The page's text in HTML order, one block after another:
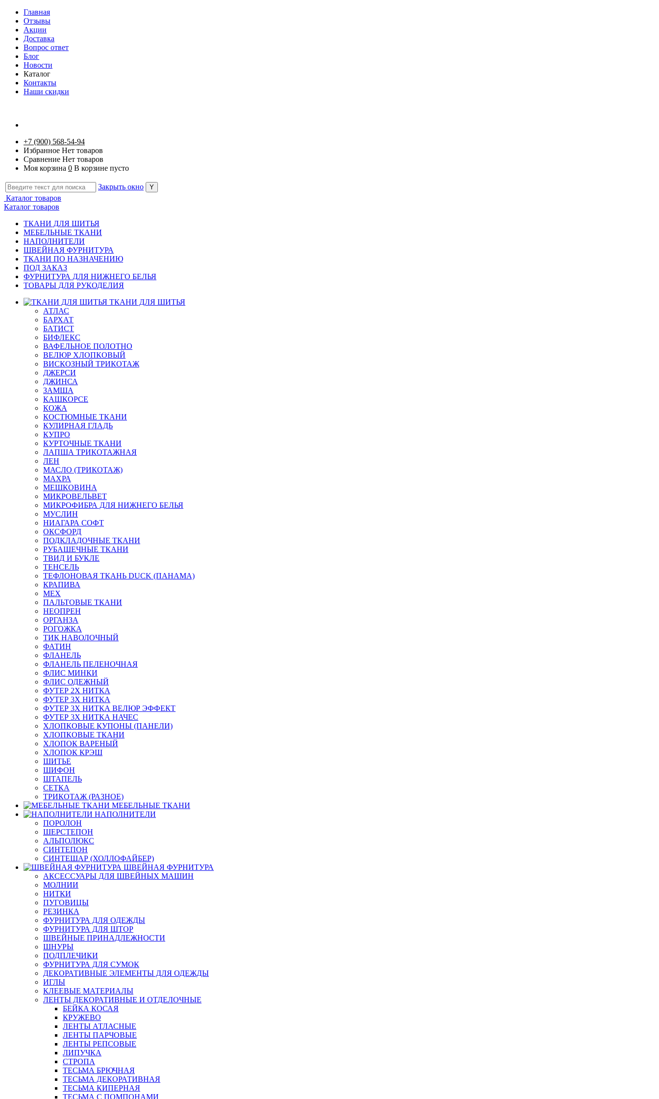
Главная
Отзывы
Акции
Доставка
Вопрос ответ
Блог
Новости
Каталог
Контакты
Наши скидки
+7 (900) 568-54-94
Избранное Нет товаров
Сравнение Нет товаров
Моя корзина 0 В корзине пусто
Закрыть окно
Каталог товаров
Каталог товаров
ТКАНИ ДЛЯ ШИТЬЯ
МЕБЕЛЬНЫЕ ТКАНИ
НАПОЛНИТЕЛИ
ШВЕЙНАЯ ФУРНИТУРА
ТКАНИ ПО НАЗНАЧЕНИЮ
ПОД ЗАКАЗ
ФУРНИТУРА ДЛЯ НИЖНЕГО БЕЛЬЯ
ТОВАРЫ ДЛЯ РУКОДЕЛИЯ
ТКАНИ ДЛЯ ШИТЬЯ
АТЛАС
БАРХАТ
БАТИСТ
БИФЛЕКС
ВАФЕЛЬНОЕ ПОЛОТНО
ВЕЛЮР ХЛОПКОВЫЙ
ВИСКОЗНЫЙ ТРИКОТАЖ
ДЖЕРСИ
ДЖИНСА
ЗАМША
КАШКОРСЕ
КОЖА
КОСТЮМНЫЕ ТКАНИ
КУЛИРНАЯ ГЛАДЬ
КУПРО
КУРТОЧНЫЕ ТКАНИ
ЛАПША ТРИКОТАЖНАЯ
ЛЕН
МАСЛО (ТРИКОТАЖ)
МАХРА
МЕШКОВИНА
МИКРОВЕЛЬВЕТ
МИКРОФИБРА ДЛЯ НИЖНЕГО БЕЛЬЯ
МУСЛИН
НИАГАРА СОФТ
ОКСФОРД
ПОДКЛАДОЧНЫЕ ТКАНИ
РУБАШЕЧНЫЕ ТКАНИ
ТВИД И БУКЛЕ
ТЕНСЕЛЬ
ТЕФЛОНОВАЯ ТКАНЬ DUCK (ПАНАМА)
КРАПИВА
МЕХ
ПАЛЬТОВЫЕ ТКАНИ
НЕОПРЕН
ОРГАНЗА
РОГОЖКА
ТИК НАВОЛОЧНЫЙ
ФАТИН
ФЛАНЕЛЬ
ФЛАНЕЛЬ ПЕЛЕНОЧНАЯ
ФЛИС МИНКИ
ФЛИС ОДЕЖНЫЙ
ФУТЕР 2Х НИТКА
ФУТЕР 3Х НИТКА
ФУТЕР 3Х НИТКА ВЕЛЮР ЭФФЕКТ
ФУТЕР 3Х НИТКА НАЧЕС
ХЛОПКОВЫЕ КУПОНЫ (ПАНЕЛИ)
ХЛОПКОВЫЕ ТКАНИ
ХЛОПОК ВАРЕНЫЙ
ХЛОПОК КРЭШ
ШИТЬЕ
ШИФОН
ШТАПЕЛЬ
СЕТКА
ТРИКОТАЖ (РАЗНОЕ)
МЕБЕЛЬНЫЕ ТКАНИ
НАПОЛНИТЕЛИ
ПОРОЛОН
ШЕРСТЕПОН
АЛЬПОЛЮКС
СИНТЕПОН
СИНТЕШАР (ХОЛЛОФАЙБЕР)
ШВЕЙНАЯ ФУРНИТУРА
АКСЕССУАРЫ ДЛЯ ШВЕЙНЫХ МАШИН
МОЛНИИ
НИТКИ
ПУГОВИЦЫ
РЕЗИНКА
ФУРНИТУРА ДЛЯ ОДЕЖДЫ
ФУРНИТУРА ДЛЯ ШТОР
ШВЕЙНЫЕ ПРИНАДЛЕЖНОСТИ
ШНУРЫ
ПОДПЛЕЧИКИ
ФУРНИТУРА ДЛЯ СУМОК
ДЕКОРАТИВНЫЕ ЭЛЕМЕНТЫ ДЛЯ ОДЕЖДЫ
ИГЛЫ
КЛЕЕВЫЕ МАТЕРИАЛЫ
ЛЕНТЫ ДЕКОРАТИВНЫЕ И ОТДЕЛОЧНЫЕ
БЕЙКА КОСАЯ
КРУЖЕВО
ЛЕНТЫ АТЛАСНЫЕ
ЛЕНТЫ ПАРЧОВЫЕ
ЛЕНТЫ РЕПСОВЫЕ
ЛИПУЧКА
СТРОПА
ТЕСЬМА БРЮЧНАЯ
ТЕСЬМА ДЕКОРАТИВНАЯ
ТЕСЬМА КИПЕРНАЯ
ТЕСЬМА С ПОМПОНАМИ